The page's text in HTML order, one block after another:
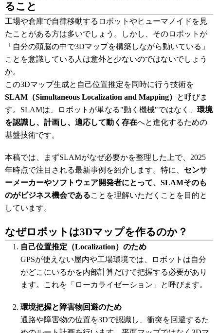
ること
工場や倉庫で自律移動するロボットやヒューマノイドを見
たことがある方は多いでしょう。しかし、そのロボットが
「自分の頭脳の中で3Dマップを構築しながら動いている」
ことを意識している人は意外と少ないのではないでしょう
か。
この3Dマップ生成と自己位置推定を同時に行う技術を
SLAM（Simultaneous Localization and Mapping）
と呼びま
す。SLAMは、ロボットが単なる"動く機械"ではなく、 環境
を認識し、計画し、適応して動く存在へと進化するための
基盤技術です。
本稿では、まずSLAMがなぜ必要かを整理した上で、2025
年時点で注目される最新事例を紹介します。特に、 センサ
ーメーカーやソフトウェア開発者にとって、SLAMそのも
のがビジネス機会であることを理解いただくことを目的と
しています。
なぜロボットは3Dマップを作るのか？
自己位置推定（Localization）のため
GPSが使えない屋内や工場環境では、ロボットは自分
がどこにいるかを内部計算だけで把握する必要があり
ます。これを「ローカライゼーション」と呼びます。
環境把握と障害物回避のため
通路や障害物の位置を3Dで認識し、衝突を回避するた